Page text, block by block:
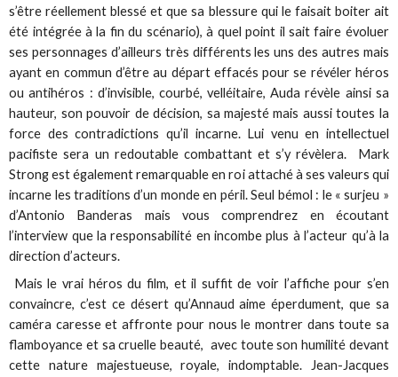
s’être réellement blessé et que sa blessure qui le faisait boiter ait
été intégrée à la fin du scénario), à quel point il sait faire évoluer
ses personnages d’ailleurs très différents les uns des autres mais
ayant en commun d’être au départ effacés pour se révéler héros
ou antihéros : d’invisible, courbé, velléitaire, Auda révèle ainsi sa
hauteur, son pouvoir de décision, sa majesté mais aussi toutes la
force des contradictions qu’il incarne. Lui venu en intellectuel
pacifiste sera un redoutable combattant et s’y révèlera. Mark
Strong est également remarquable en roi attaché à ses valeurs qui
incarne les traditions d’un monde en péril. Seul bémol : le « surjeu »
d’Antonio Banderas mais vous comprendrez en écoutant
l’interview que la responsabilité en incombe plus à l’acteur qu’à la
direction d’acteurs.
Mais le vrai héros du film, et il suffit de voir l’affiche pour s’en
convaincre, c’est ce désert qu’Annaud aime éperdument, que sa
caméra caresse et affronte pour nous le montrer dans toute sa
flamboyance et sa cruelle beauté, avec toute son humilité devant
cette nature majestueuse, royale, indomptable. Jean-Jacques